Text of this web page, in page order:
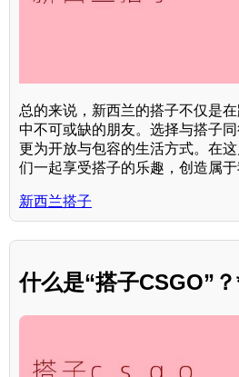
总的来说，新西兰的搭子不仅是
中不可或缺的朋友。选择与搭子
更为开放与包容的生活方式。在
们一起享受搭子的乐趣，创造属于
新西兰搭子
什么是“搭子CSGO”